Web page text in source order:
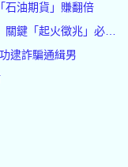
石油期貨」賺翻倍
「起火徵兆」必知道
逮詐騙通緝男